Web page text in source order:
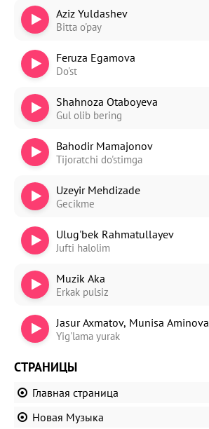
Aziz Yuldashev
Bitta o'pay
Feruza Egamova
Do'st
Shahnoza Otaboyeva
Gul olib bering
Bahodir Mamajonov
Tijoratchi do'stimga
Uzeyir Mehdizade
Gecikme
Ulug'bek Rahmatullayev
Jufti halolim
Muzik Aka
Erkak pulsiz
Jasur Axmatov, Munisa Aminova
Yig'lama yurak
СТРАНИЦЫ
Главная страница
Новая Музыка